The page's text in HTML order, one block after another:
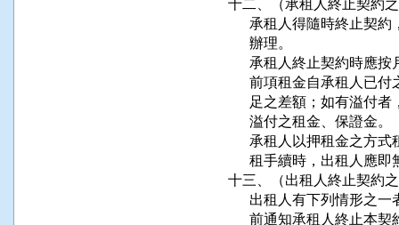
十二、（承租人終止契約
承租人得隨時終止契
      辦理。
承租人終止契約時應
前項租金自承租人已
足之差額；如有溢付
      溢付之租金、保證金。
承租人以押租金之方
租手續時，出租人應
十三、（出租人終止契約
出租人有下列情形之
前通知承租人終止本契